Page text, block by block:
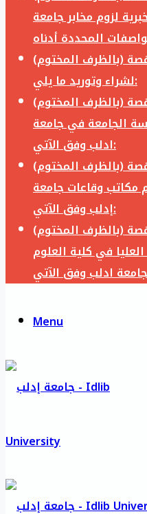
لزوم مخابر جامعة
(بالظرف المختوم)
لشراء وتوريد ما يلي:
(بالظرف المختوم)
الجامعة في جامعة
ادلب وفق الآتي:
(بالظرف المختوم)
مكاتب وقاعات جامعة
إدلب وفق الآتي:
(بالظرف المختوم)
في كلية العلوم
Menu